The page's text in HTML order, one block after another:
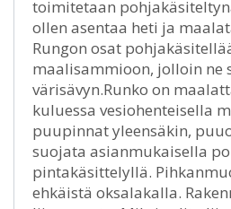
toimitetaan
ollen asentaa heti ja
Rungon osat
maalisammioon, jolloin ne
värisävyn.Runko on
kuluessa vesiohenteisella
puupinnat yleensäkin,
suojata asianmukaisella
pintakäsittelyllä.
ehkäistä oksalakalla.